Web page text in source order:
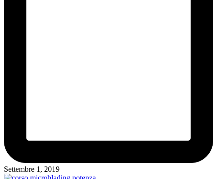
Settembre 1, 2019